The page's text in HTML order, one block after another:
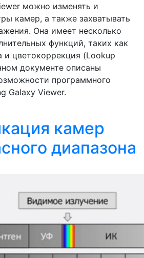
можно изменять и
камер, а также захватывать
Она имеет несколько
функций, таких как
и цветокоррекция (Lookup
документе описаны
программного
Galaxy Viewer.
камер
диапазона